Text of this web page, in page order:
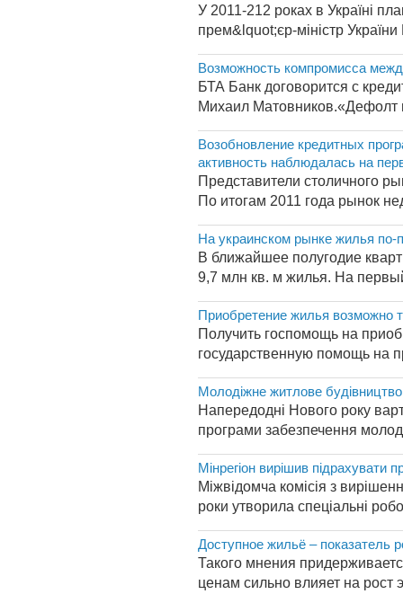
У 2011-212 роках в Україні
прем&lquot;єр-міністр
Возможность компромисса
БТА Банк договорится с
Михаил Матовников.«Дефолт
Возобновление кредитных
активность наблюдалась на
Представители столичного
По итогам 2011 года рынок
На украинском рынке жилья по-
В ближайшее полугодие
9,7 млн кв. м жилья. На
Приобретение жилья возможно
Получить госпомощь на
государственную помощь на
Молодіжне житлове
Напередодні Нового року
програми забезпечення
Мінрегіон вирішив підрахувати
Міжвідомча комісія з
роки утворила спеціальні
Доступное жильё – показатель
Такого мнения
ценам сильно влияет на рост